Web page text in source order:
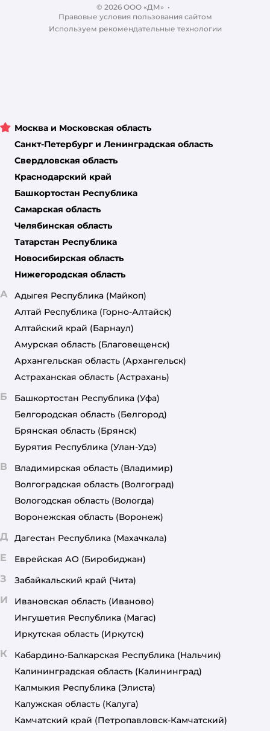
Блог
© 2026 ООО «ДМ» •
Правовые условия пользования сайтом
Используем рекомендательные технологии
Москва и Московская область
Санкт-Петербург и Ленинградская область
Свердловская область
Краснодарский край
Башкортостан Республика
Самарская область
Челябинская область
Татарстан Республика
Новосибирская область
Нижегородская область
А Адыгея Республика (Майкоп)
Алтай Республика (Горно-Алтайск)
Алтайский край (Барнаул)
Амурская область (Благовещенск)
Архангельская область (Архангельск)
Астраханская область (Астрахань)
Б Башкортостан Республика (Уфа)
Белгородская область (Белгород)
Брянская область (Брянск)
Бурятия Республика (Улан-Удэ)
В Владимирская область (Владимир)
Волгоградская область (Волгоград)
Вологодская область (Вологда)
Воронежская область (Воронеж)
Д Дагестан Республика (Махачкала)
Е Еврейская АО (Биробиджан)
З Забайкальский край (Чита)
И Ивановская область (Иваново)
Ингушетия Республика (Магас)
Иркутская область (Иркутск)
К Кабардино-Балкарская Республика (Нальчик)
Калининградская область (Калининград)
Калмыкия Республика (Элиста)
Калужская область (Калуга)
Камчатский край (Петропавловск-Камчатский)